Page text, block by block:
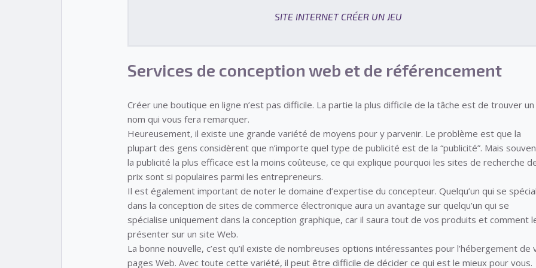
SITE INTERNET CRÉER UN JEU
Services de conception web et de référencement
Créer une boutique en ligne n’est pas difficile. La partie la plus difficile de la tâche est de trouver un
nom qui vous fera remarquer.
Heureusement, il existe une grande variété de moyens pour y parvenir. Le problème est que la
plupart des gens considèrent que n’importe quel type de publicité est de la “publicité”. Mais
la publicité la plus efficace est la moins coûteuse, ce qui explique pourquoi les sites de recherche
prix sont si populaires parmi les entrepreneurs.
Il est également important de noter le domaine d’expertise du concepteur. Quelqu’un qui se
dans la conception de sites de commerce électronique aura un avantage sur quelqu’un qui se
spécialise uniquement dans la conception graphique, car il saura tout de vos produits et comment
présenter sur un site Web.
La bonne nouvelle, c’est qu’il existe de nombreuses options intéressantes pour l’hébergement de
pages Web. Avec toute cette variété, il peut être difficile de décider ce qui est le mieux pour vous.